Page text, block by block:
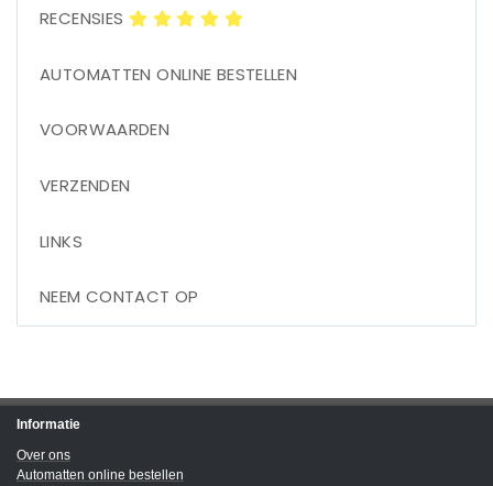
RECENSIES
AUTOMATTEN ONLINE BESTELLEN
VOORWAARDEN
VERZENDEN
LINKS
NEEM CONTACT OP
Informatie
Over ons
Automatten online bestellen